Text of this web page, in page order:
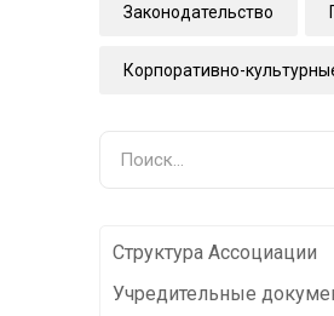
Законодательство
Корпоративно-
Структура Ассоциации
Учредительные